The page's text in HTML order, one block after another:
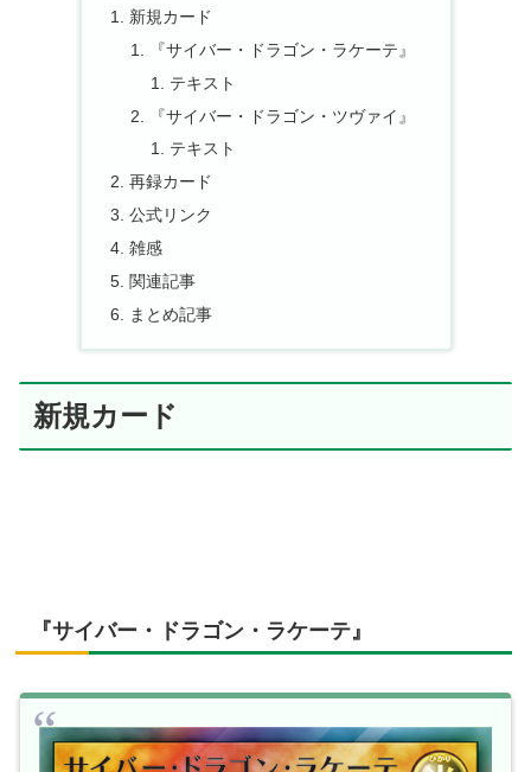
新規カード
『サイバー・ドラゴン・ラケーテ』
テキスト
『サイバー・ドラゴン・ツヴァイ』
テキスト
再録カード
公式リンク
雑感
関連記事
まとめ記事
新規カード
『サイバー・ドラゴン・ラケーテ』